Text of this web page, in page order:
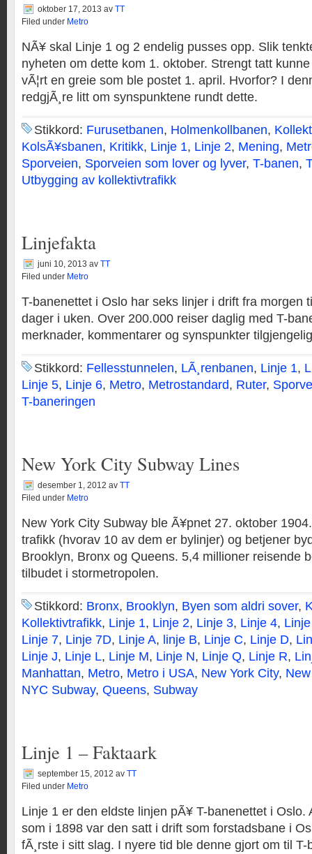
oktober 17, 2013 av TT
Filed under Metro
NÃ¥ skal Linje 1 og 2 endelig pusses opp. Slik
nyheten om dette kom 1. oktober. Strengt tatt
vÃ¦rt en greie som ble postet 1. april. Hvorfor? I
redgjÃ¸re litt om synspunktene rundt dette.
Stikkord: Furusetbanen, Holmenkollbanen,
KolsÃ¥sbanen, Kritikk, Linje 1, Linje 2, Mening,
Sporveien, Sporveien som lover og lyver, T-banen,
Utbygging av kollektivtrafikk
Linjefakta
juni 10, 2013 av TT
Filed under Metro
T-banenettet i Oslo har seks linjer i drift fra morgen
dager i uken. Over 200.000 reiser daglig med T-
merknader, kommentarer og synspunkter
Stikkord: Fellesstunnelen, LÃ¸renbanen, Linje 1,
Linje 5, Linje 6, Metro, Metrostandard, Ruter,
T-baneringen
New York City Subway Lines
desember 1, 2012 av TT
Filed under Metro
New York City Subway ble Ã¥pnet 27. oktober
trafikk (hvorav 10 av dem er bylinjer) og betjener
Brooklyn, Bronx og Queens. 5,4 millioner reisende
tilbudet i stormetropolen.
Stikkord: Bronx, Brooklyn, Byen som aldri sover,
Kollektivtrafikk, Linje 1, Linje 2, Linje 3, Linje 4,
Linje 7, Linje 7D, Linje A, linje B, Linje C, Linje D,
Linje J, Linje L, Linje M, Linje N, Linje Q, Linje R,
Manhattan, Metro, Metro i USA, New York City,
NYC Subway, Queens, Subway
Linje 1 – Faktaark
september 15, 2012 av TT
Filed under Metro
Linje 1 er den eldste linjen pÃ¥ T-banenettet i Oslo.
som i 1898 var den satt i drift som forstadsbane i
fÃ¸rste i sitt slag. I nyere tid ble denne gjort om til T-